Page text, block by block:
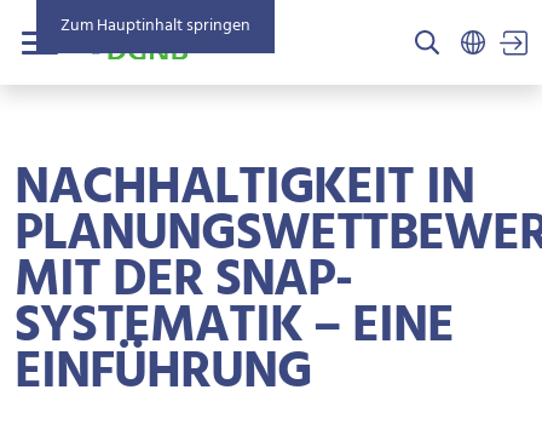
Zum Hauptinhalt springen
Menü
NACHHALTIGKEIT IN
MIT DER SNAP-
SYSTEMATIK – EINE
EINFÜHRUNG